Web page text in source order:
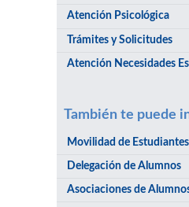
Atención Psicológica
Trámites y Solicitudes
Atención Necesidades
También te puede
Movilidad de Estudiantes
Delegación de Alumnos
Asociaciones de